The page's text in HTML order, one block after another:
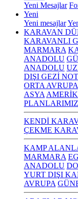
Yeni Mesajlar
Yeni
Yeni mesajlar
KARAVAN
KARAVANLI
MARMARA
ANADOLU
ANADOLU
DIŞI GEZİ
ORTA AVRUPA
ASYA
PLANLARIMIZ
KENDİ
ÇEKME
KAMP
MARMARA
ANADOLU
YURT DIŞI
AVRUPA